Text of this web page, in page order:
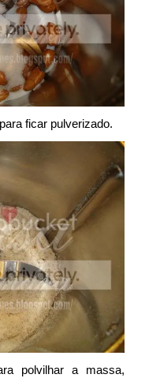
ficar pulverizado.
polvilhar a massa,